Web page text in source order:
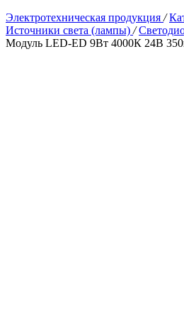
Электротехническая продукция /
Источники света (лампы) /
Модуль LED-ED 9Вт 4000К 24В